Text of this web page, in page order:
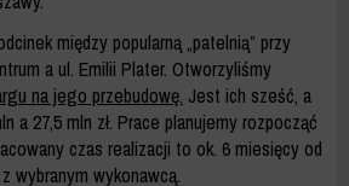
między popularną „patelnią” przy
a ul. Emilii Plater. Otworzyliśmy
na jego przebudowę. Jest ich sześć, a
a 27,5 mln zł. Prace planujemy rozpocząć
czas realizacji to ok. 6 miesięcy od
wybranym wykonawcą.